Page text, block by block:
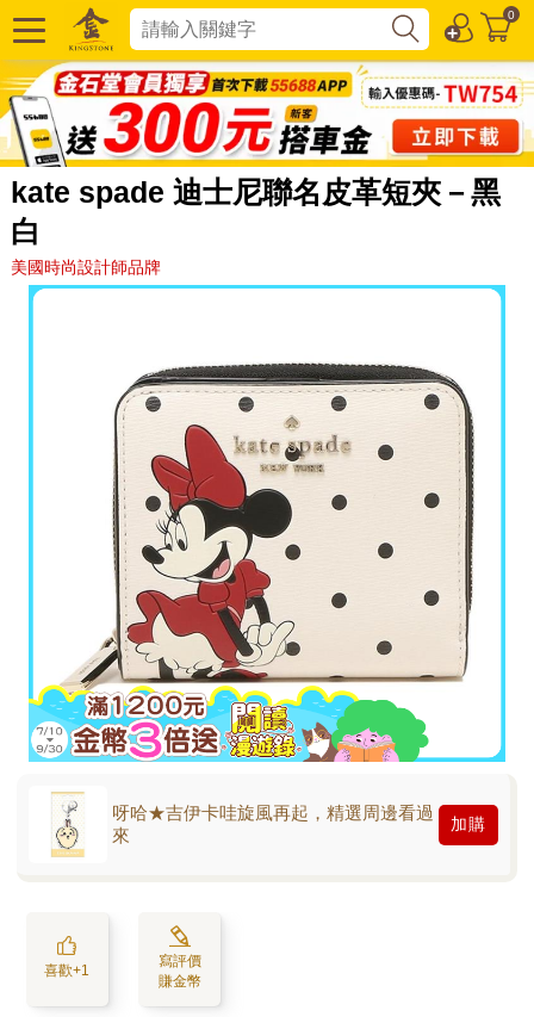
0
kate spade 迪士尼聯名皮革短夾－黑
白
美國時尚設計師品牌
呀哈★吉伊卡哇旋風再起，精選周邊看過
來
加購
喜歡+1
寫評價
賺金幣